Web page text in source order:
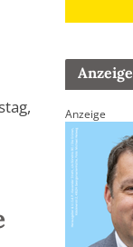
Anzeige
Anzeige